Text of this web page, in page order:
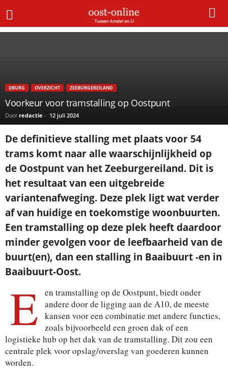
Home Voorkeur voor tramstalling op Oostpunt
IJBURG OVERZICHT ZEEBURGEREILAND
Voorkeur voor tramstalling op Oostpunt
Door redactie - 12 juli 2024
De definitieve stalling met plaats voor 54
trams komt naar alle waarschijnlijkheid op
de Oostpunt van het Zeeburgereiland. Dit is
het resultaat van een uitgebreide
variantenafweging. Deze plek ligt wat verder
af van huidige en toekomstige woonbuurten.
Een tramstalling op deze plek heeft daardoor
minder gevolgen voor de leefbaarheid van de
buurt(en), dan een stalling in Baaibuurt -en in
Baaibuurt-Oost.
E
en tramstalling op de Oostpunt, biedt onder
andere door de ligging aan de A10, de meeste
kansen voor een combinatie met andere functies,
zoals bijvoorbeeld een groen dak of een
logistieke hub op het dak van de tramstalling. Dit zou een
centrale plek voor opslag/overslag van goederen kunnen
worden.